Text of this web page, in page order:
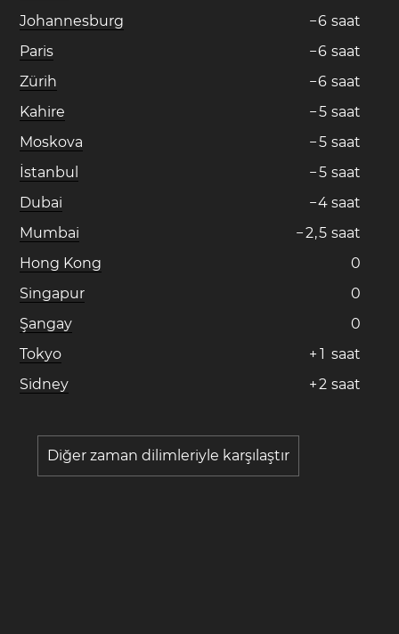
Johannesburg
−6 saat
Paris
−6 saat
Zürih
−6 saat
Kahire
−5 saat
Moskova
−5 saat
İstanbul
−5 saat
Dubai
−4 saat
Mumbai
−2,5 saat
Hong Kong
0
Singapur
0
Şangay
0
Tokyo
+ 1 saat
Sidney
+2 saat
Diğer zaman dilimleriyle karşılaştır